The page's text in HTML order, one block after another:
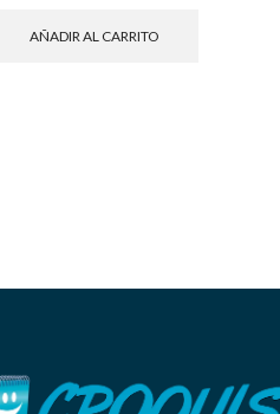
AÑADIR AL CARRITO